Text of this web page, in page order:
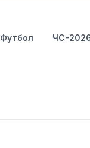
Футбол ЧС-